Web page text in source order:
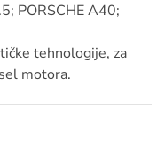
PORSCHE A40;
tehnologije, za
motora.